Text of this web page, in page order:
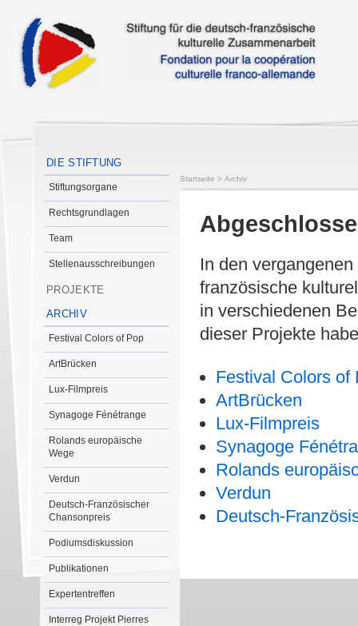
DIE STIFTUNG
Stiftungsorgane
Rechtsgrundlagen
Team
Stellenausschreibungen
PROJEKTE
ARCHIV
Festival Colors of Pop
ArtBrücken
Lux-Filmpreis
Synagoge Fénétrange
Rolands europäische
Wege
Verdun
Deutsch-Französischer
Chansonpreis
Podiumsdiskussion
Publikationen
Expertentreffen
Interreg Projekt Pierres
Startseite > Archiv
In den
französische
in verschiedenen
dieser Projekte
Festival Colors of
ArtBrücken
Lux-Filmpreis
Synagoge
Rolands
Verdun
Deutsch-